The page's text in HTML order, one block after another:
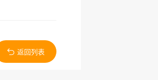
返回列表